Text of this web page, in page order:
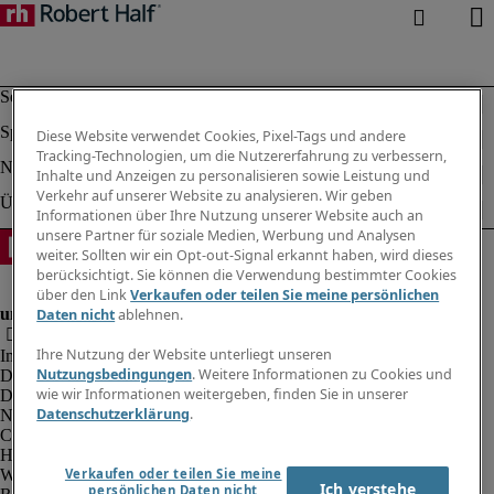
Impressum
Datenschutz
Datenschutz Arbeitnehmer/Zeitarbeitskräfte
Nutzungsbedingungen
Cookies
Hinweisgebersystem
Webmaster Feedback
Diese Website verwendet Cookies, Pixel-Tags und andere
Tracking-Technologien, um die Nutzererfahrung zu verbessern,
Inhalte und Anzeigen zu personalisieren sowie Leistung und
Verkehr auf unserer Website zu analysieren. Wir geben
Informationen über Ihre Nutzung unserer Website auch an
unsere Partner für soziale Medien, Werbung und Analysen
weiter. Sollten wir ein Opt-out-Signal erkannt haben, wird dieses
berücksichtigt. Sie können die Verwendung bestimmter Cookies
über den LinkVerkaufen oder teilen Sie meine persönlichen
Daten nichtablehnen.
Ihre Nutzung der Website unterliegt unseren
Nutzungsbedingungen. Weitere Informationen zu Cookies und
wie wir Informationen weitergeben, finden Sie in unserer
Datenschutzerklärung.
Verkaufen oder teilen Sie meine
persönlichen Daten nicht
Ich verstehe